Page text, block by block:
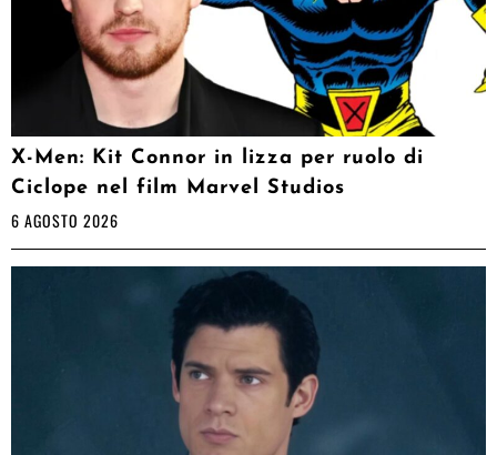
X-Men: Kit Connor in lizza per ruolo di
Ciclope nel film Marvel Studios
6 AGOSTO 2026